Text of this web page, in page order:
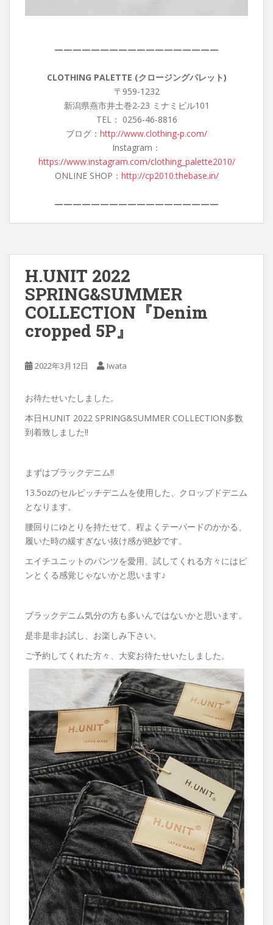
——————————————————
CLOTHING PALETTE (クロージングパレット)
〒959-1232
新潟県燕市井土巻2-23 ミナミビル101
TEL： 0256-46-8816
ブログ： http://www.clothing-p.com/
Instagram：
https://www.instagram.com/clothing_palette2010/
ONLINE SHOP： http://cp2010.thebase.in/
——————————————————
H.UNIT 2022
SPRING&SUMMER
COLLECTION『Denim
cropped 5P』
2022年3月12日 Iwata
お待たせいたしました。
本日H.UNIT 2022 SPRING&SUMMER COLLECTION多数
到着致しました‼︎
まずはブラックデニム‼︎
13.5ozのセルビッチデニムを使用した、クロップドデニム
となります。
腰回りにゆとりを持たせて、程よくテーパードのかかる、
履いた時の緩すぎない抜け感が絶妙です。
エイチユニットのパンツを愛用、試してくれる方々にはピ
ンとくる感覚じゃないかと思います♪
ブラックデニム気分の方も多いんではないかと思います。
是非是非お試し、お楽しみ下さい。
ご予約してくれた方々、大変お待たせいたしました。